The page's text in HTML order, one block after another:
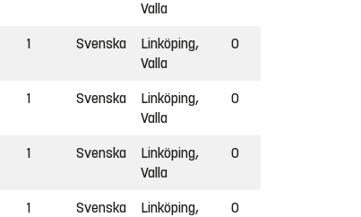
Valla
1 Svenska
Linköping,
Valla
O
1 Svenska
Linköping,
Valla
O
1 Svenska
Linköping,
Valla
O
1 Svenska
Linköping,
O